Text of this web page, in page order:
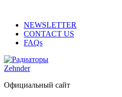
NEWSLETTER
CONTACT US
FAQs
Официальный сайт